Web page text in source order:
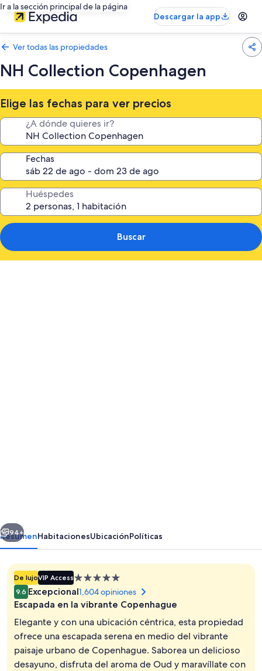
Ir a la sección principal de la página
Descargar la app
Ver todas las propiedades
NH Collection Copenhagen
Elige las fechas para ver precios
¿A dónde quieres ir?
Fechas
Huéspedes
Buscar
Suite, vista a la ciudad | Minibar,
Siguiente
94+
ResumenHabitacionesUbicaciónPolíticas
De lujoVIP AccessPropiedad
de
5.0
9.6 Excepcional1,604 opiniones
Escapada en la vibrante Copenhague
Elegante y con una ubicación céntrica, esta propiedad
ofrece una escapada serena en medio del vibrante
paisaje urbano de Copenhague. Saborea un delicioso
desayuno, disfruta del aroma de Oud y maravíllate con